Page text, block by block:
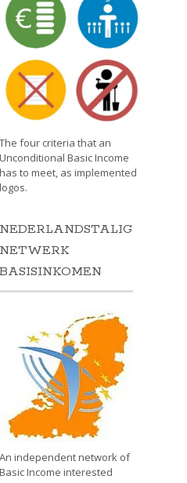
The four criteria that an
Unconditional Basic Income
has to meet, as implemented
logos.
NEDERLANDSTALIG
NETWERK
BASISINKOMEN
An independent network of
Basic Income interested